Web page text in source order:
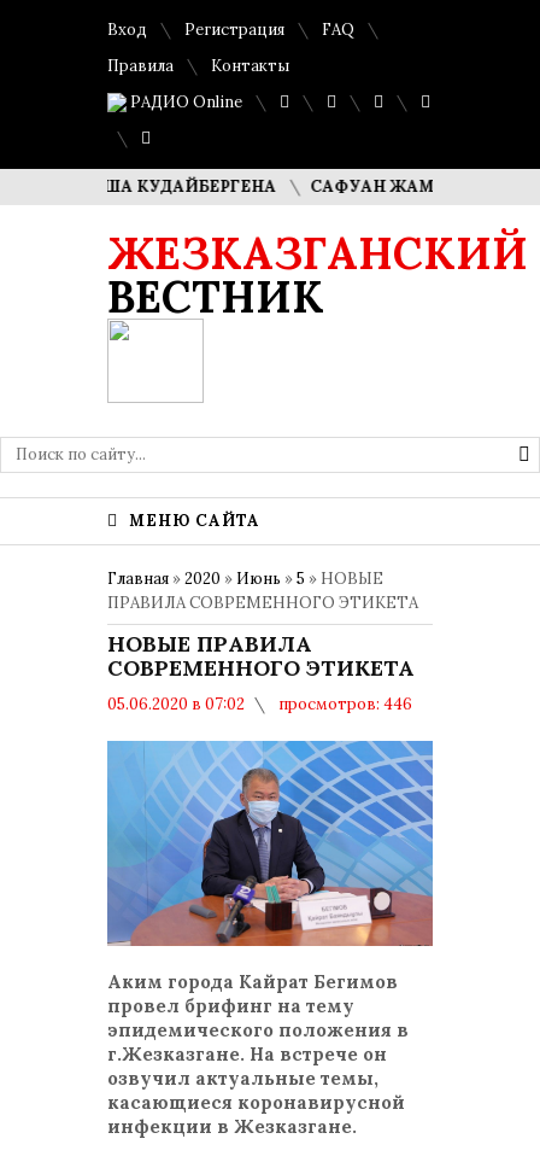
Вход Регистрация
FAQ
Правила
Контакты
РАДИО Online
КУДАЙБЕРГЕНА САФУАН ЖАМПЕИСОВ: «МЫ
ЖЕЗКАЗГАНСКИЙ
ВЕСТНИК
МЕНЮ САЙТА
Главная »2020 » Июнь »5 » НОВЫЕ
ПРАВИЛА СОВРЕМЕННОГО ЭТИКЕТА
НОВЫЕ ПРАВИЛА
СОВРЕМЕННОГО ЭТИКЕТА
05.06.2020 в 07:02
просмотров: 446
Аким города Кайрат Бегимов
провел брифинг на тему
эпидемического положения в
г.Жезказгане. На встрече он
озвучил актуальные темы,
касающиеся коронавирусной
инфекции в Жезказгане.